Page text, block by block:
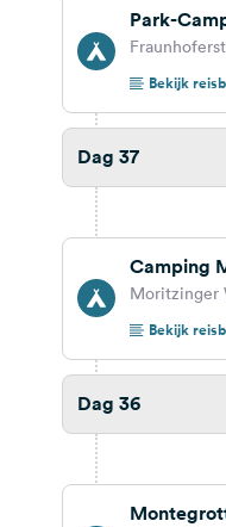
Park-
Bekijk
Dag 37
Camping
Moritzinger
Bekijk
Dag 36